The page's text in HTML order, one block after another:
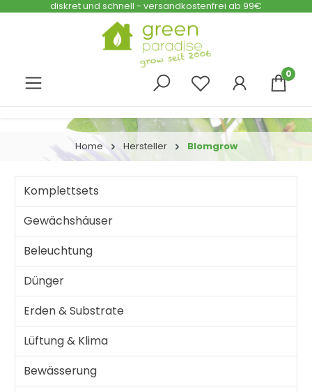
Zum Hauptinhalt springen
diskret und schnell - versandkostenfrei ab 99€
0
Home Hersteller Blomgrow
Komplettsets
Gewächshäuser
Beleuchtung
Dünger
Erden & Substrate
Lüftung & Klima
Bewässerung